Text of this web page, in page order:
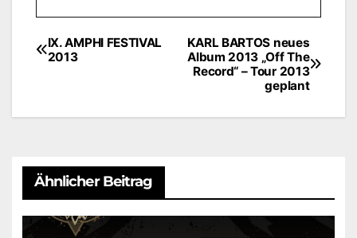
Beitragsnavigation
KARL BARTOS neues
Album 2013 „Off The
Record“ – Tour 2013
geplant
IX. AMPHI FESTIVAL
2013
Ähnlicher Beitrag